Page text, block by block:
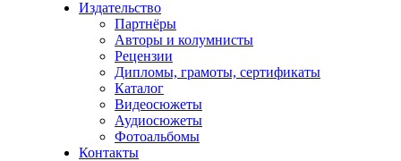
Издательство
Партнёры
Авторы и колумнисты
Рецензии
Дипломы, грамоты, сертификаты
Каталог
Видеосюжеты
Аудиосюжеты
Фотоальбомы
Контакты